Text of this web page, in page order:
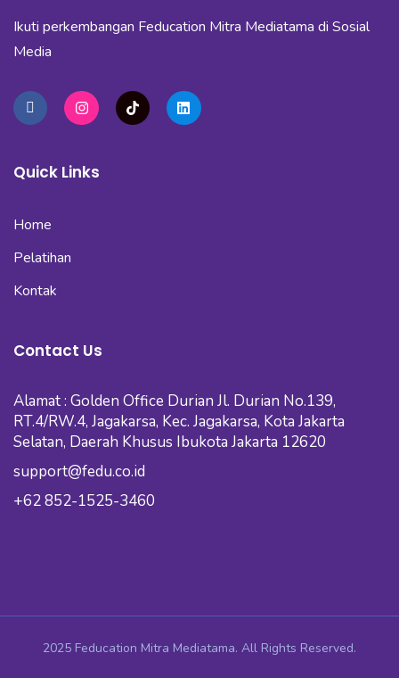
Ikuti perkembangan Feducation Mitra Mediatama di Sosial
Media
Quick Links
Home
Pelatihan
Kontak
Contact Us
Alamat : Golden Office Durian Jl. Durian No.139,
RT.4/RW.4, Jagakarsa, Kec. Jagakarsa, Kota Jakarta
Selatan, Daerah Khusus Ibukota Jakarta 12620
support@fedu.co.id
+62 852-1525-3460
2025 Feducation Mitra Mediatama. All Rights Reserved.